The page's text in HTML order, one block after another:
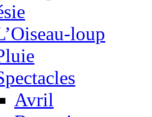
loup
Avril